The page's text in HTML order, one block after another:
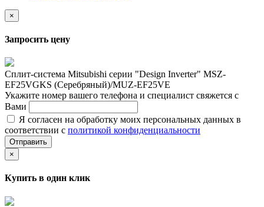
×
Запросить цену
Сплит-система Mitsubishi серии "Design Inverter" MSZ-
EF25VGKS (Серебряный)/MUZ-EF25VE
Укажите номер вашего телефона и специалист свяжется с
Вами
Я согласен на обработку моих персональных данных в
соответствии с политикой конфиденциальности
Отправить
×
Купить в один клик